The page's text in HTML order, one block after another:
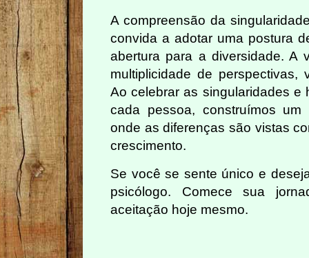
A compreensão da
convida a adotar uma postura
abertura para a diversidade. A
multiplicidade de perspectivas,
Ao celebrar as singularidades e
cada pessoa, construímos um
onde as diferenças são vistas
crescimento.
Se você se sente único e
psicólogo. Comece sua
aceitação hoje mesmo.